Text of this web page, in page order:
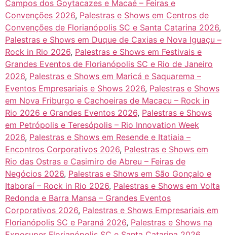
Campos dos Goytacazes e Macaé – Feiras e
Convenções 2026, Palestras e Shows em Centros de
Convenções de Florianópolis SC e Santa Catarina 2026,
Palestras e Shows em Duque de Caxias e Nova Iguaçu –
Rock in Rio 2026, Palestras e Shows em Festivais e
Grandes Eventos de Florianópolis SC e Rio de Janeiro
2026, Palestras e Shows em Maricá e Saquarema –
Eventos Empresariais e Shows 2026, Palestras e Shows
em Nova Friburgo e Cachoeiras de Macacu – Rock in
Rio 2026 e Grandes Eventos 2026, Palestras e Shows
em Petrópolis e Teresópolis – Rio Innovation Week
2026, Palestras e Shows em Resende e Itatiaia –
Encontros Corporativos 2026, Palestras e Shows em
Rio das Ostras e Casimiro de Abreu – Feiras de
Negócios 2026, Palestras e Shows em São Gonçalo e
Itaboraí – Rock in Rio 2026, Palestras e Shows em Volta
Redonda e Barra Mansa – Grandes Eventos
Corporativos 2026, Palestras e Shows Empresariais em
Florianópolis SC e Paraná 2026, Palestras e Shows na